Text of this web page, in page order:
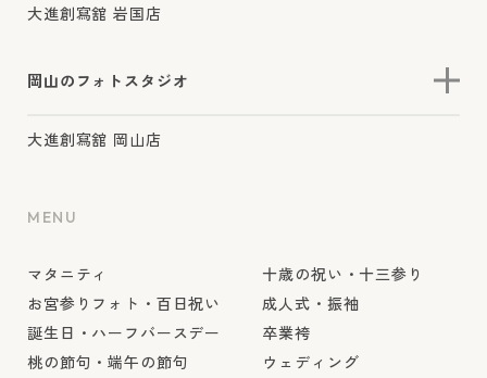
大進創寫舘 岩国店
岡山のフォトスタジオ
大進創寫舘 岡山店
MENU
マタニティ
お宮参りフォト・百日祝い
誕生日・ハーフバースデー
桃の節句・端午の節句
十歳の祝い・十三参り
成人式・振袖
卒業袴
ウェディング